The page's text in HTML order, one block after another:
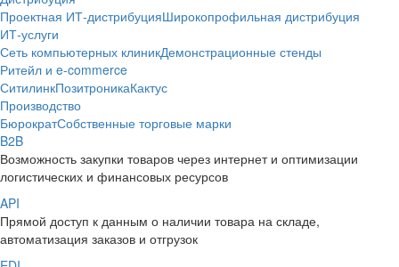
Проектная ИТ-дистрибуцияШирокопрофильная дистрибуция
ИТ-услуги
Сеть компьютерных клиникДемонстрационные стенды
Ритейл и e-commerce
СитилинкПозитроникаКактус
Производство
БюрократСобственные торговые марки
B2B
Возможность закупки товаров через интернет и оптимизации
логистических и финансовых ресурсов
API
Прямой доступ к данным о наличии товара на складе,
автоматизация заказов и отгрузок